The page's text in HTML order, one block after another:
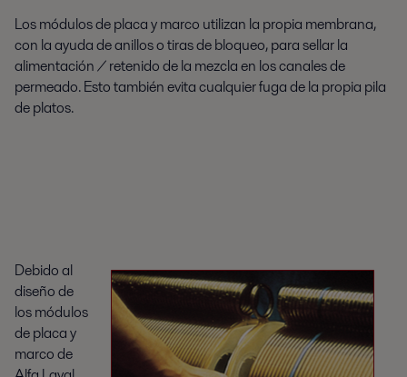
Los módulos de placa y marco utilizan la propia membrana,
con la ayuda de anillos o tiras de bloqueo, para sellar la
alimentación / retenido de la mezcla en los canales de
permeado. Esto también evita cualquier fuga de la propia pila
de platos.
Debido al
diseño de
los módulos
de placa y
marco de